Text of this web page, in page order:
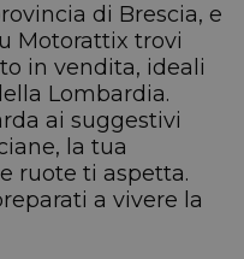
di Brescia, e
Motorattix trovi
in vendita, ideali
Lombardia.
ai suggestivi
la tua
ruote ti aspetta.
a vivere la